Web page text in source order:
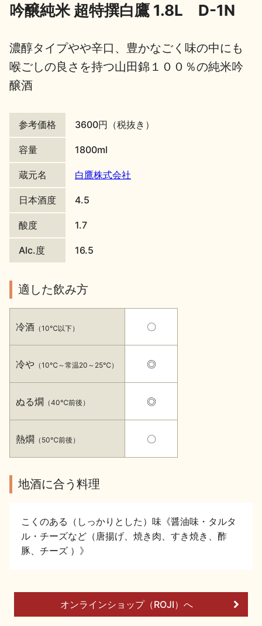
地酒川柳 地酒小説
イベント情報TOP 新商品・おすすめ商品
美味しい地酒の選び方
吟醸純米 超特撰白鷹 1.8L D-1N
濃醇タイプやや辛口、豊かなごく味の中にも
喉ごしの良さを持つ山田錦１００％の純米吟
醸酒
参考価格 3600円（税抜き）
容量 1800ml
蔵元名 白鷹株式会社
日本酒度 4.5
酸度 1.7
Alc.度 16.5
適した飲み方
冷酒 （10℃以下）
冷や （10℃～常温20～25℃）
ぬる燗 （40℃前後）
熱燗 （50℃前後）
〇
◎
◎
〇
地酒に合う料理
こくのある（しっかりとした）味《醤油味・タルタ
ル・チーズなど（唐揚げ、焼き肉、すき焼き、酢
豚、チーズ ）》
オンラインショップ（ROJI）へ